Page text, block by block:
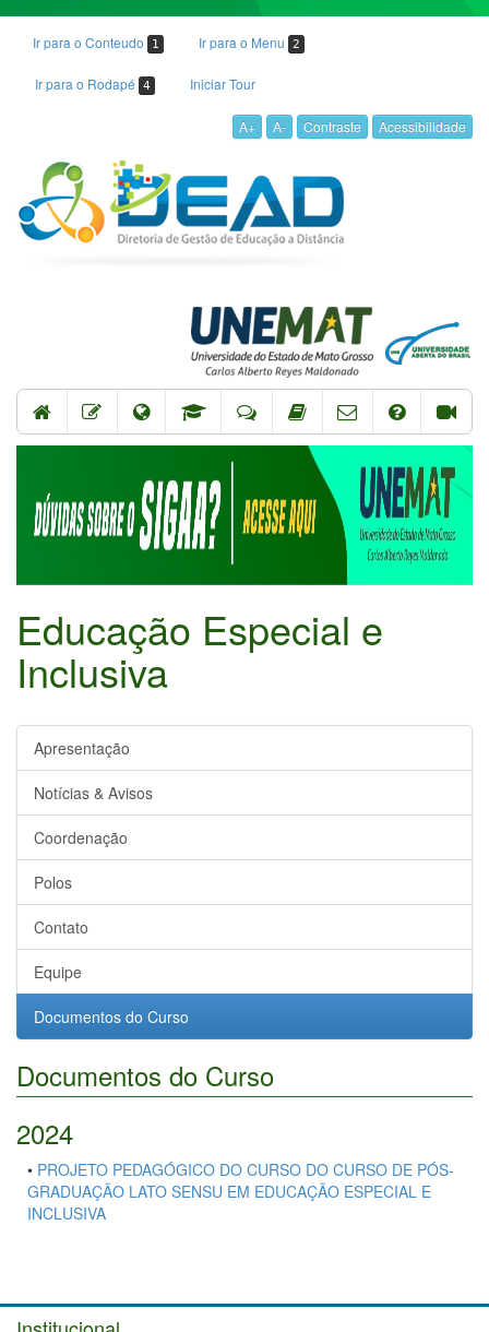
Ir para o Conteudo 1 Ir para o Menu 2
Ir para o Rodapé 4 Iniciar Tour
A+ A- Contraste Acessibilidade
Educação Especial e
Inclusiva
Apresentação
Notícias & Avisos
Coordenação
Polos
Contato
Equipe
Documentos do Curso
Documentos do Curso
2024
• PROJETO PEDAGÓGICO DO CURSO DO CURSO DE PÓS-
GRADUAÇÃO LATO SENSU EM EDUCAÇÃO ESPECIAL E
INCLUSIVA